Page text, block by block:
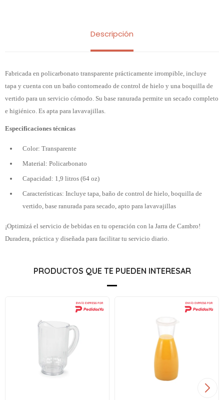
Descripción
Fabricada en policarbonato transparente prácticamente irrompible, incluye
tapa y cuenta con un baño contorneado de control de hielo y una boquilla de
vertido para un servicio cómodo. Su base ranurada permite un secado completo
e higiénico. Es apta para lavavajillas.
Especificaciones técnicas
Color: Transparente
Material: Policarbonato
Capacidad: 1,9 litros (64 oz)
Características: Incluye tapa, baño de control de hielo, boquilla de
vertido, base ranurada para secado, apto para lavavajillas
¡Optimizá el servicio de bebidas en tu operación con la Jarra de Cambro!
Duradera, práctica y diseñada para facilitar tu servicio diario.
PRODUCTOS QUE TE PUEDEN INTERESAR